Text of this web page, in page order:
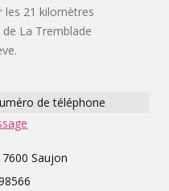
les 21 kilomètres
La Tremblade
de téléphone
Saujon